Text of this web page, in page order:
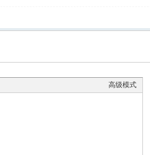
高级模式